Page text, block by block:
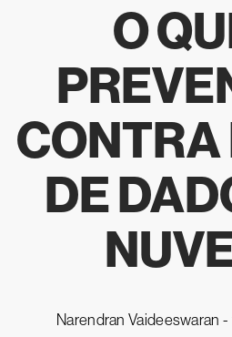
O
CONTRA
DE
Narendran Vaideeswaran -